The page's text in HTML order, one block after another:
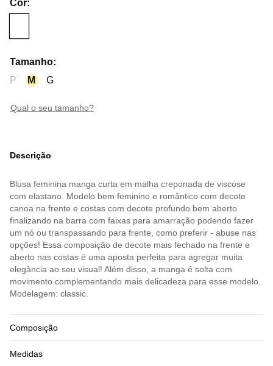
Cor:
Tamanho:
P
M G
qual o seu tamanho?
Descrição
Blusa feminina manga curta em malha creponada de viscose
com elastano. Modelo bem feminino e romântico com decote
canoa na frente e costas com decote profundo bem aberto
finalizando na barra com faixas para amarração podendo fazer
um nó ou transpassando para frente, como preferir - abuse nas
opções! Essa composição de decote mais fechado na frente e
aberto nas costas é uma aposta perfeita para agregar muita
elegância ao seu visual! Além disso, a manga é solta com
movimento complementando mais delicadeza para esse modelo.
Modelagem: classic.
Composição
Medidas